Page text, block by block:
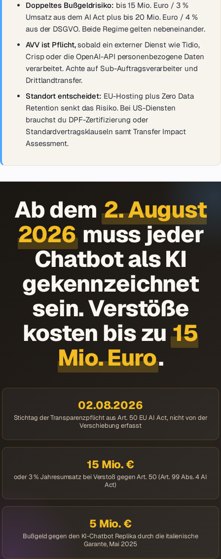
Doppeltes Bußgeldrisiko: bis 15 Mio. Euro / 3 %
Umsatz aus dem AI Act plus bis 20 Mio. Euro / 4 %
aus der DSGVO. Beide Regime gelten nebeneinander.
AVV ist Pflicht,sobald ein externer Dienst wie Tidio,
Crisp oder die OpenAI-API personenbezogene Daten
verarbeitet. Achte auf Sub-Auftragsverarbeiter und
Drittlandtransfer.
Standort entscheidet: EU-Hosting plus Zero Data
Retention senkt das Risiko. Bei US-Diensten
brauchst du DPF-Zertifizierung oder
Standardvertragsklauseln samt Transfer Impact
Assessment.
Ab dem2. August
2026 muss jeder
Chatbot als KI
gekennzeichnet
sein. Verstöße
kosten bis zu15
Mio. Euro.
02.08.2026
Stichtag der Transparenzpflicht aus Art. 50 EU AI Act, nicht von der
Verschiebung erfasst
15 Mio. €
oder 3 % Jahresumsatz bei Verstoß gegen Art. 50 (Art. 99 Abs. 4 AI
Act)
5 Mio. €
Bußgeld gegen den KI-Chatbot Replika durch die italienische
Garante, Mai 2025